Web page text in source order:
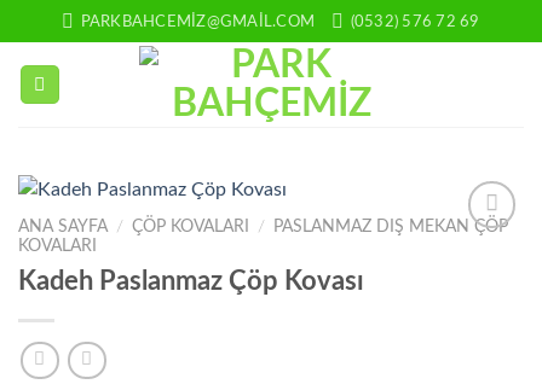
atla
PARKBAHCEMIZ@GMAIL.COM (0532) 576 72 69
ANA SAYFA / ÇÖP KOVALARI /
PASLANMAZ DIŞ MEKAN ÇÖP
KOVALARI
Kadeh Paslanmaz Çöp Kovası